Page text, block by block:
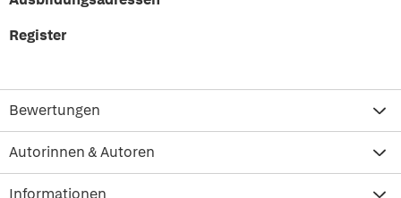
Register
Bewertungen
Autorinnen & Autoren
Informationen